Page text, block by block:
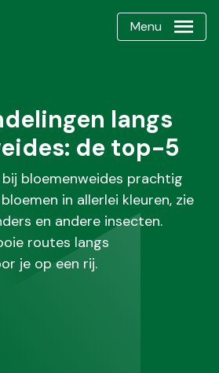
Menu
langs
de top-5
bloemenweides prachtig
in allerlei kleuren, zie
en andere insecten.
routes langs
je op een rij.